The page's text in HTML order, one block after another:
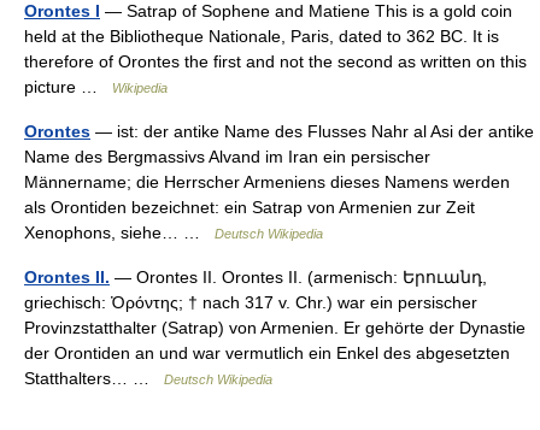
Orontes I — Satrap of Sophene and Matiene This is a gold coin
held at the Bibliotheque Nationale, Paris, dated to 362 BC. It is
therefore of Orontes the first and not the second as written on this
picture …
Wikipedia
Orontes — ist: der antike Name des Flusses Nahr al Asi der antike
Name des Bergmassivs Alvand im Iran ein persischer
Männername; die Herrscher Armeniens dieses Namens werden
als Orontiden bezeichnet: ein Satrap von Armenien zur Zeit
Xenophons, siehe… …
Deutsch Wikipedia
Orontes II. — Orontes II. Orontes II. (armenisch: Երուանդ,
griechisch: Ὀρόντης; † nach 317 v. Chr.) war ein persischer
Provinzstatthalter (Satrap) von Armenien. Er gehörte der Dynastie
der Orontiden an und war vermutlich ein Enkel des abgesetzten
Statthalters… …
Deutsch Wikipedia